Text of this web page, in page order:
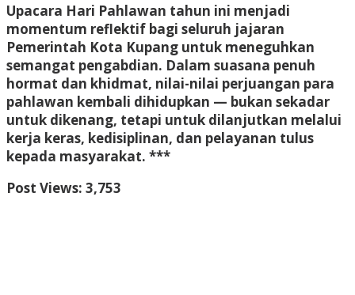
Upacara Hari Pahlawan tahun ini menjadi
momentum reflektif bagi seluruh jajaran
Pemerintah Kota Kupang untuk meneguhkan
semangat pengabdian. Dalam suasana penuh
hormat dan khidmat, nilai-nilai perjuangan para
pahlawan kembali dihidupkan — bukan sekadar
untuk dikenang, tetapi untuk dilanjutkan melalui
kerja keras, kedisiplinan, dan pelayanan tulus
kepada masyarakat. ***
Post Views: 3,753